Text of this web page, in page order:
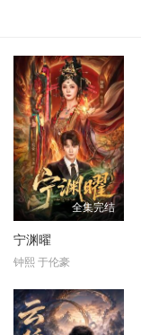
全集完结
宁渊曜
钟熙 于伦豪